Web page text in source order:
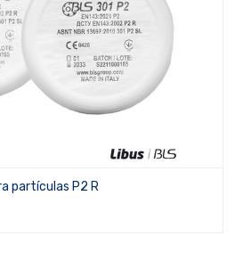
partículas P2 R